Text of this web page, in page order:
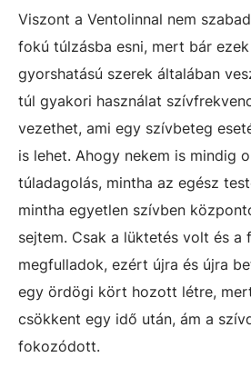
Viszont a Ventolinnal nem
fokú túlzásba esni, mert bár
gyorshatású szerek általában
túl gyakori használat
vezethet, ami egy szívbeteg
is lehet. Ahogy nekem is mindig
túladagolás, mintha az egész
mintha egyetlen szívben
sejtem. Csak a lüktetés volt és a
megfulladok, ezért újra és újra
egy ördögi kört hozott létre,
csökkent egy idő után, ám a
fokozódott.